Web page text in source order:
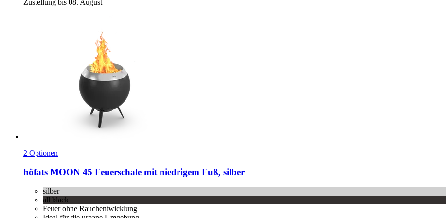
Zustellung bis 08. August
2 Optionen
höfats MOON 45 Feuerschale mit niedrigem Fuß, silber
silber
all black
Feuer ohne Rauchentwicklung